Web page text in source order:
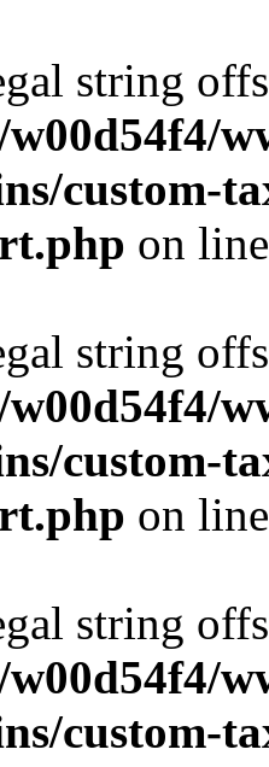
string
custom-
on
string
custom-
on
string
custom-